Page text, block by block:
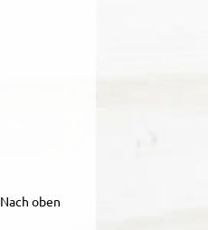
Nach oben